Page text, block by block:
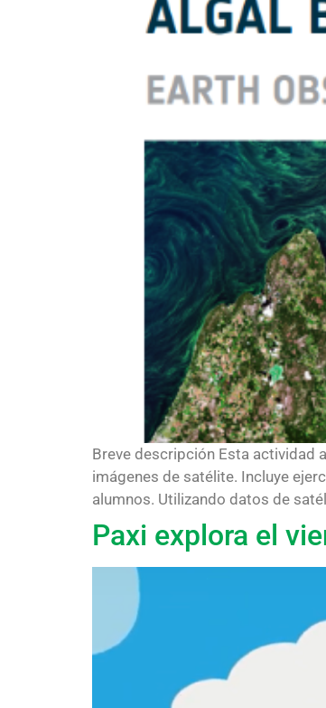
Breve descripción Esta actividad
imágenes de satélite. Incluye
alumnos. Utilizando datos de
Paxi explora el